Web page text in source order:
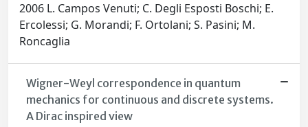
2006 L. Campos Venuti; C. Degli Esposti Boschi; E.
Ercolessi; G. Morandi; F. Ortolani; S. Pasini; M.
Roncaglia
Wigner-Weyl correspondence in quantum
mechanics for continuous and discrete systems.
A Dirac inspired view